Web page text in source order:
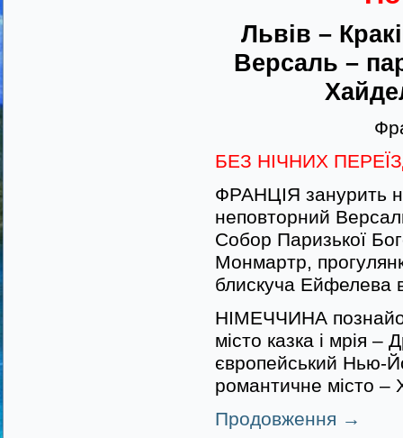
Львів –
Версаль –
БЕЗ НІЧНИХ
ФРАНЦІЯ занурить
неповторний
Собор Паризької
Монмартр,
блискуча Ейфелева
НІМЕЧЧИНА
місто казка і мрія
європейський Нью-
романтичне місто –
Продовження →